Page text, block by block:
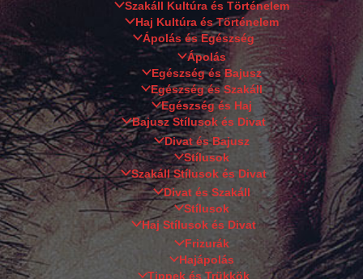
Szakáll Kultúra és Történelem
Haj Kultúra és Történelem
Ápolás és Egészség
Ápolás
Egészség és Bajusz
Egészség és Szakáll
Egészség és Haj
Bajusz Stílusok és Divat
Divat és Bajusz
Stílusok
Szakáll Stílusok és Divat
Divat és Szakáll
Stílusok
Haj Stílusok és Divat
Frizurák
Hajápolás
Tippek és Trükkök